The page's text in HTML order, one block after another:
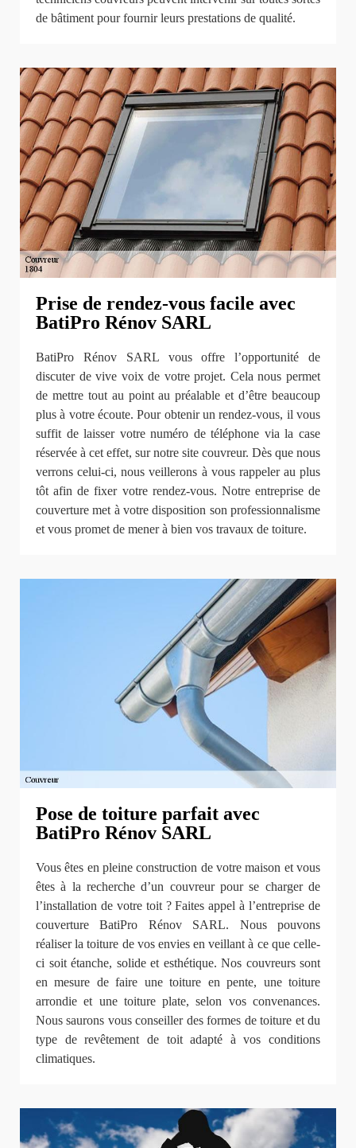
de bâtiment pour fournir leurs prestations de qualité.
Prise de rendez-vous facile avec
BatiPro Rénov SARL
BatiPro Rénov SARL vous offre l’opportunité de
discuter de vive voix de votre projet. Cela nous permet
de mettre tout au point au préalable et d’être beaucoup
plus à votre écoute. Pour obtenir un rendez-vous, il vous
suffit de laisser votre numéro de téléphone via la case
réservée à cet effet, sur notre site couvreur. Dès que nous
verrons celui-ci, nous veillerons à vous rappeler au plus
tôt afin de fixer votre rendez-vous. Notre entreprise de
couverture met à votre disposition son professionnalisme
et vous promet de mener à bien vos travaux de toiture.
Pose de toiture parfait avec
BatiPro Rénov SARL
Vous êtes en pleine construction de votre maison et vous
êtes à la recherche d’un couvreur pour se charger de
l’installation de votre toit ? Faites appel à l’entreprise de
couverture BatiPro Rénov SARL. Nous pouvons
réaliser la toiture de vos envies en veillant à ce que celle-
ci soit étanche, solide et esthétique. Nos couvreurs sont
en mesure de faire une toiture en pente, une toiture
arrondie et une toiture plate, selon vos convenances.
Nous saurons vous conseiller des formes de toiture et du
type de revêtement de toit adapté à vos conditions
climatiques.